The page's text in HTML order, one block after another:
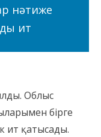
нәтиже
ит
Облыс
бірге
ит қатысады.